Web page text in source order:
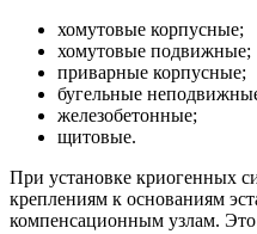
хомутовые корпусные;
хомутовые подвижные;
приварные корпусные;
бугельные
железобетонные;
щитовые.
При установке криогенных
креплениям к основаниям
компенсационным узлам.